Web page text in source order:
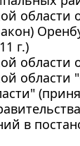
области
г.)
области
области
в